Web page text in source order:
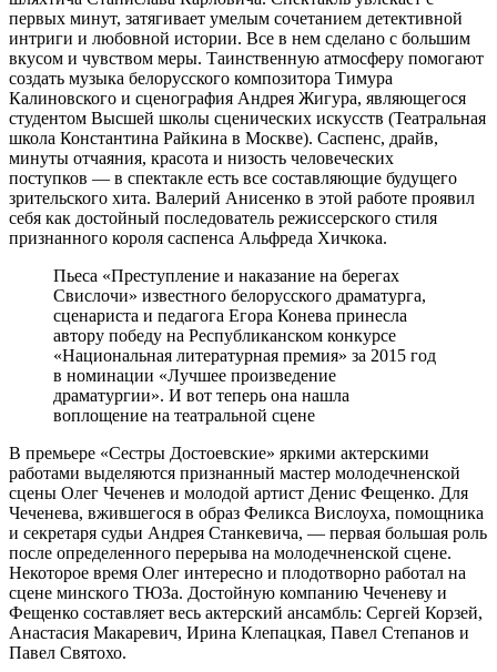
первых минут, затягивает умелым сочетанием детективной
интриги и любовной истории. Все в нем сделано с большим
вкусом и чувством меры. Таинственную атмосферу помогают
создать музыка белорусского композитора Тимура
Калиновского и сценография Андрея Жигура, являющегося
студентом Высшей школы сценических искусств (Театральная
школа Константина Райкина в Москве). Саспенс, драйв,
минуты отчаяния, красота и низость человеческих
поступков — в спектакле есть все составляющие будущего
зрительского хита. Валерий Анисенко в этой работе проявил
себя как достойный последователь режиссерского стиля
признанного короля саспенса Альфреда Хичкока.
Пьеса «Преступление и наказание на берегах
Свислочи» известного белорусского драматурга,
сценариста и педагога Егора Конева принесла
автору победу на Республиканском конкурсе
«Национальная литературная премия» за 2015 год
в номинации «Лучшее произведение
драматургии». И вот теперь она нашла
воплощение на театральной сцене
В премьере «Сестры Достоевские» яркими актерскими
работами выделяются признанный мастер молодечненской
сцены Олег Чеченев и молодой артист Денис Фещенко. Для
Чеченева, вжившегося в образ Феликса Вислоуха, помощника
и секретаря судьи Андрея Станкевича, — первая большая роль
после определенного перерыва на молодечненской сцене.
Некоторое время Олег интересно и плодотворно работал на
сцене минского ТЮЗа. Достойную компанию Чеченеву и
Фещенко составляет весь актерский ансамбль: Сергей Корзей,
Анастасия Макаревич, Ирина Клепацкая, Павел Степанов и
Павел Святохо.